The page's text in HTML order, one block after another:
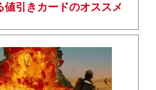
値引きカードのオススメ